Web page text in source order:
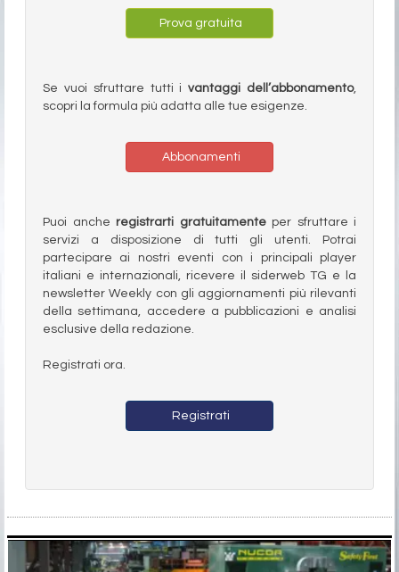
Prova gratuita
Se vuoi sfruttare tutti ivantaggi dell’abbonamento,
scopri la formula più adatta alle tue esigenze.
Abbonamenti
Puoi anche registrarti gratuitamenteper sfruttare i
servizi a disposizione di tutti gli utenti. Potrai
partecipare ai nostri eventi con i principali player
italiani e internazionali, ricevere il siderweb TG e la
newsletter Weekly con gli aggiornamenti più rilevanti
della settimana, accedere a pubblicazioni e analisi
esclusive della redazione.
Registrati ora.
Registrati